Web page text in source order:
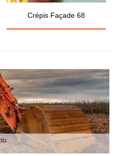
Crépis Façade 68